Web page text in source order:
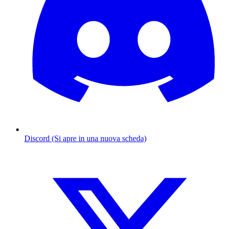
Discord (Si apre in una nuova scheda)